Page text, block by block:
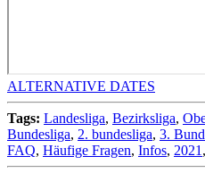
ALTERNATIVE DATES
Tags: Landesliga, Bezirksliga,
Bundesliga, 2. bundesliga, 3.
FAQ, Häufige Fragen, Infos, 2021,